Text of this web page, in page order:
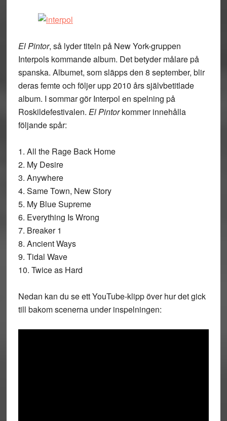
El Pintor, så lyder titeln på New York-gruppen
Interpols kommande album. Det betyder målare på
spanska. Albumet, som släpps den 8 september, blir
deras femte och följer upp 2010 års självbetitlade
album. I sommar gör Interpol en spelning på
Roskildefestivalen. El Pintorkommer innehålla
följande spår:
1. All the Rage Back Home
2. My Desire
3. Anywhere
4. Same Town, New Story
5. My Blue Supreme
6. Everything Is Wrong
7. Breaker 1
8. Ancient Ways
9. Tidal Wave
10. Twice as Hard
Nedan kan du se ett YouTube-klipp över hur det gick
till bakom scenerna under inspelningen: